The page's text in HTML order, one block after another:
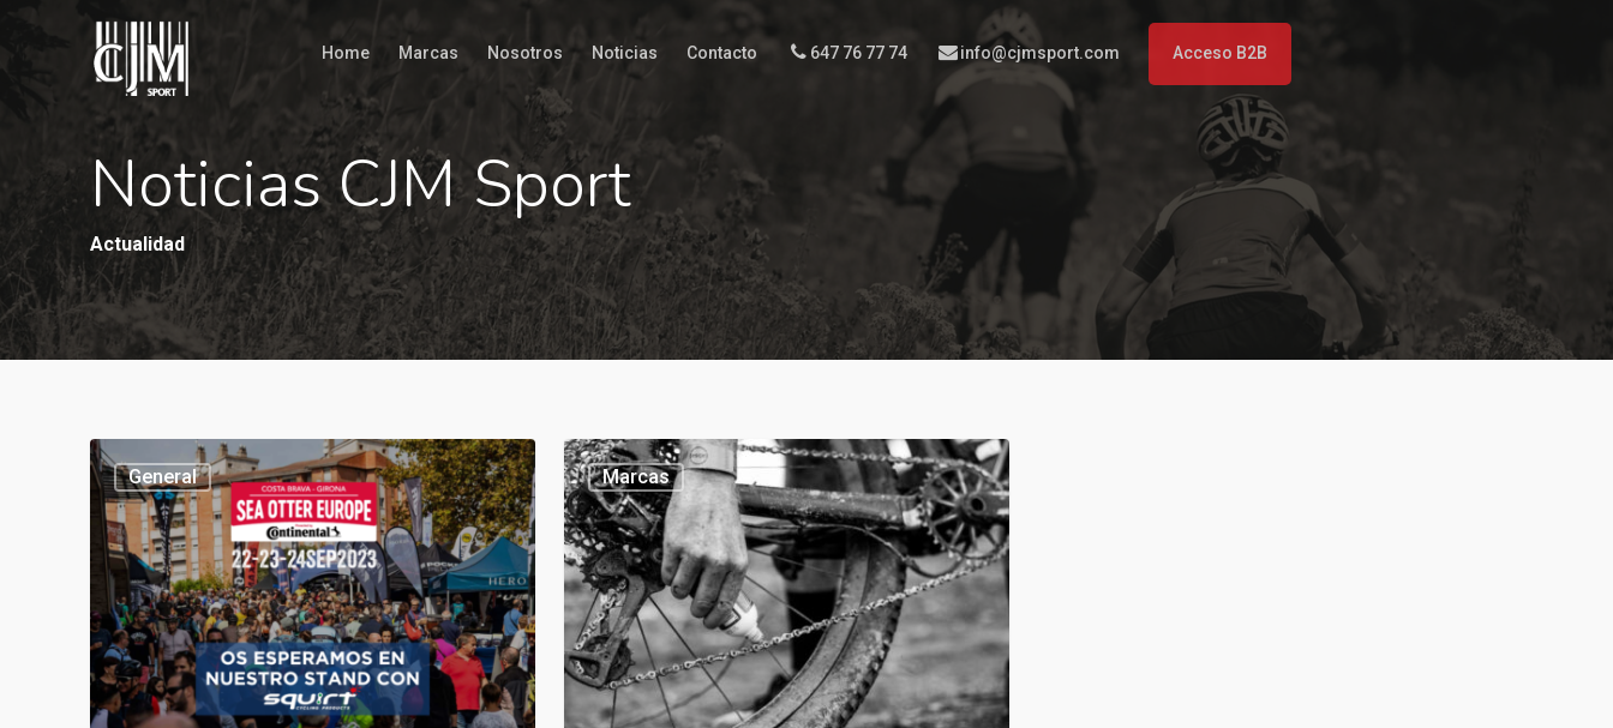
Home Marcas Nosotros Noticias Contacto 647 76 77 74 info@cjmsport.com Acceso B2B
Noticias CJM Sport
Actualidad
General Marcas